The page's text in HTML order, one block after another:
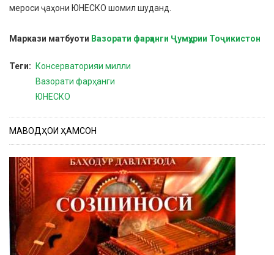
мероси ҷаҳони ЮНЕСКО шомил шуданд.
Маркази матбуоти Вазорати фарҳанги Ҷумҳурии Тоҷикистон
Теги
Консерваторияи милли
Вазорати фарҳанги
ЮНЕСКО
МАВОДҲОИ ҲАМСОН